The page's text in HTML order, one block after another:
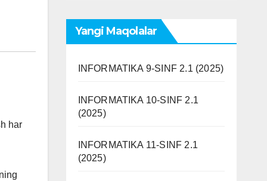
har
Yangi Maqolalar
INFORMATIKA 9-SINF 2.1 (2025)
INFORMATIKA 10-SINF 2.1
(2025)
INFORMATIKA 11-SINF 2.1
(2025)